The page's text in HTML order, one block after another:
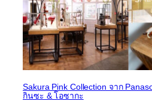
Sakura Pink Collection จาก
กินซะ & โอซากะ